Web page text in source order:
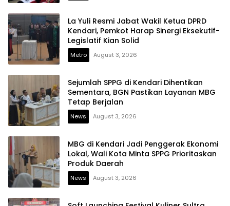
La Yuli Resmi Jabat Wakil Ketua DPRD
Kendari, Pemkot Harap Sinergi Eksekutif-
Legislatif Kian Solid
Metro August 3, 2026
Sejumlah SPPG di Kendari Dihentikan
Sementara, BGN Pastikan Layanan MBG
Tetap Berjalan
News August 3, 2026
MBG di Kendari Jadi Penggerak Ekonomi
Lokal, Wali Kota Minta SPPG Prioritaskan
Produk Daerah
News August 3, 2026